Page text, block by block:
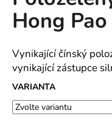
0,0
z
hvězdiček.
Hong
Vynikající čínský
vynikající zástupce
VARIANTA
a
j
í
t
?